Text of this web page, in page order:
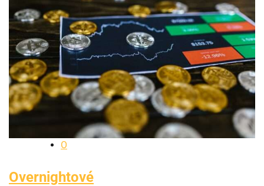
O
Overnightové